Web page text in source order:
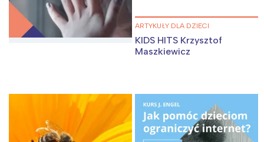
ARTYKUŁY DLA DZIECI
KIDS HITS Krzysztof
Maszkiewicz